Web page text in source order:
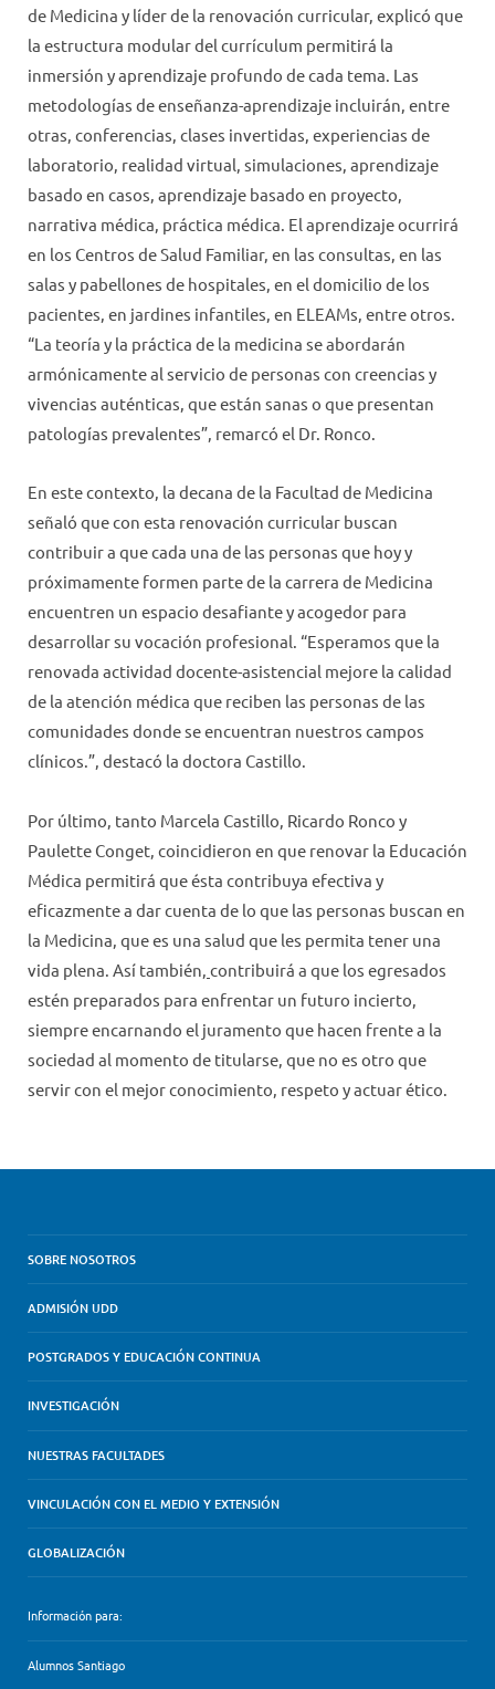
de Medicina y líder de la renovación curricular, explicó que
la estructura modular del currículum permitirá la
inmersión y aprendizaje profundo de cada tema. Las
metodologías de enseñanza-aprendizaje incluirán, entre
otras, conferencias, clases invertidas, experiencias de
laboratorio, realidad virtual, simulaciones, aprendizaje
basado en casos, aprendizaje basado en proyecto,
narrativa médica, práctica médica. El aprendizaje ocurrirá
en los Centros de Salud Familiar, en las consultas, en las
salas y pabellones de hospitales, en el domicilio de los
pacientes, en jardines infantiles, en ELEAMs, entre otros.
“La teoría y la práctica de la medicina se abordarán
armónicamente al servicio de personas con creencias y
vivencias auténticas, que están sanas o que presentan
patologías prevalentes”, remarcó el Dr. Ronco.
En este contexto, la decana de la Facultad de Medicina
señaló que con esta renovación curricular buscan
contribuir a que cada una de las personas que hoy y
próximamente formen parte de la carrera de Medicina
encuentren un espacio desafiante y acogedor para
desarrollar su vocación profesional. “Esperamos que la
renovada actividad docente-asistencial mejore la calidad
de la atención médica que reciben las personas de las
comunidades donde se encuentran nuestros campos
clínicos.”, destacó la doctora Castillo.
Por último, tanto Marcela Castillo, Ricardo Ronco y
Paulette Conget, coincidieron en que renovar la Educación
Médica permitirá que ésta contribuya efectiva y
eficazmente a dar cuenta de lo que las personas buscan en
la Medicina, que es una salud que les permita tener una
vida plena. Así también, contribuirá a que los egresados
estén preparados para enfrentar un futuro incierto,
siempre encarnando el juramento que hacen frente a la
sociedad al momento de titularse, que no es otro que
servir con el mejor conocimiento, respeto y actuar ético.
SOBRE NOSOTROS
ADMISIÓN UDD
POSTGRADOS Y EDUCACIÓN CONTINUA
INVESTIGACIÓN
NUESTRAS FACULTADES
VINCULACIÓN CON EL MEDIO Y EXTENSIÓN
GLOBALIZACIÓN
Información para:
Alumnos Santiago